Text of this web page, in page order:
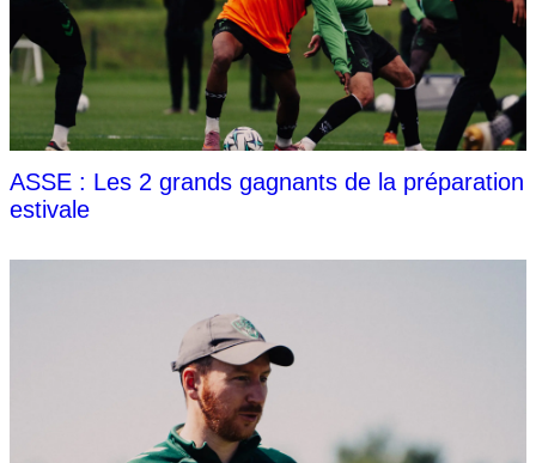
ASSE : Les 2 grands gagnants de la préparation
estivale